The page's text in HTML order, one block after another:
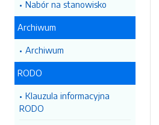
Nabór na stanowisko
Archiwum
Archiwum
RODO
Klauzula informacyjna
RODO